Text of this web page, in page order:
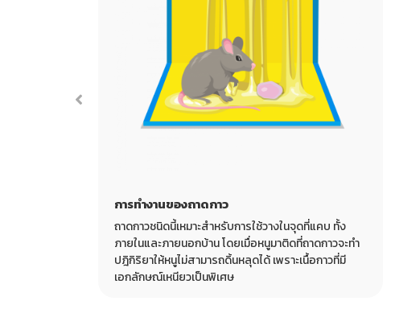
การทำงานของถาดกาว
ถาดกาวชนิดนี้เหมาะสำหรับการใช้วางในจุดที่แคบ ทั้ง
ภายในและภายนอกบ้าน โดยเมื่อหนูมาติดที่ถาดกาวจะทำ
ปฎิกิริยาให้หนูไม่สามารถดิ้นหลุดได้ เพราะเนื้อกาวที่มี
เอกลักษณ์เหนียวเป็นพิเศษ